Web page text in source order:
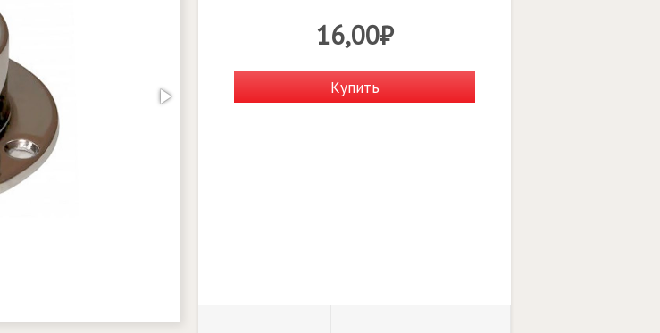
16,00₽
Купить